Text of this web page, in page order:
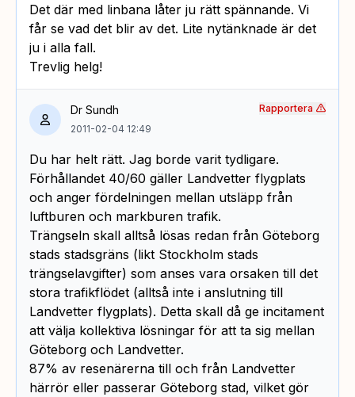
Det där med linbana låter ju rätt spännande. Vi
får se vad det blir av det. Lite nytänknade är det
ju i alla fall.
Trevlig helg!
Dr Sundh
2011-02-04 12:49
Du har helt rätt. Jag borde varit tydligare.
Förhållandet 40/60 gäller Landvetter flygplats
och anger fördelningen mellan utsläpp från
luftburen och markburen trafik.
Trängseln skall alltså lösas redan från Göteborg
stads stadsgräns (likt Stockholm stads
trängselavgifter) som anses vara orsaken till det
stora trafikflödet (alltså inte i anslutning till
Landvetter flygplats). Detta skall då ge incitament
att välja kollektiva lösningar för att ta sig mellan
Göteborg och Landvetter.
87% av resenärerna till och från Landvetter
härrör eller passerar Göteborg stad, vilket gör
Rapportera